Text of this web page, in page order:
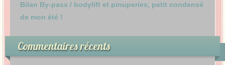
Bilan By-pass / bodylift et pinuperies, petit condensé
de mon été !
Commentaires récents